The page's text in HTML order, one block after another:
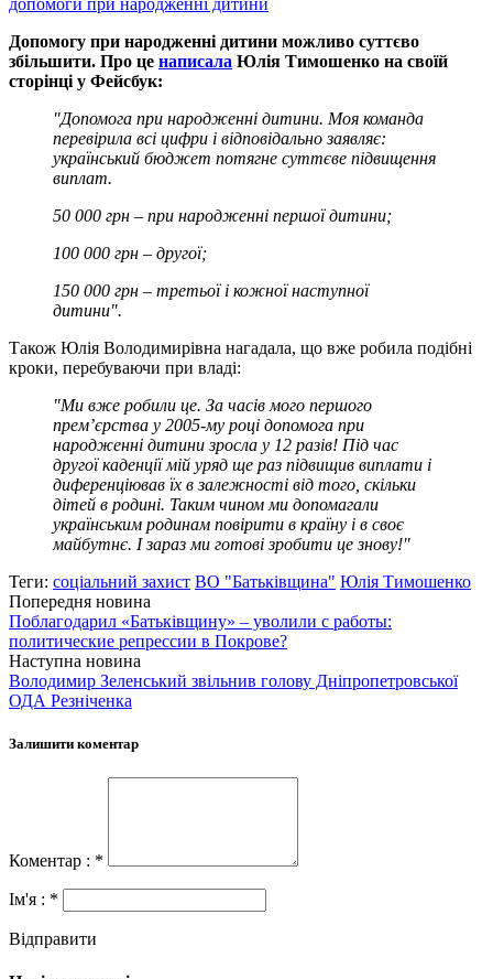
Допомогу при народженні дитини можливо суттєво
збільшити. Про це написала Юлія Тимошенко на своїй
сторінці у Фейсбук:
"Допомога при народженні дитини. Моя команда
перевірила всі цифри і відповідально заявляє:
український бюджет потягне суттєве підвищення
виплат.
50 000 грн – при народженні першої дитини;
100 000 грн – другої;
150 000 грн – третьої і кожної наступної
дитини".
Також Юлія Володимирівна нагадала, що вже робила подібні
кроки, перебуваючи при владі:
"Ми вже робили це. За часів мого першого
прем’єрства у 2005-му році допомога при
народженні дитини зросла у 12 разів! Під час
другої каденції мій уряд ще раз підвищив виплати і
диференціював їх в залежності від того, скільки
дітей в родині. Таким чином ми допомагали
українським родинам повірити в країну і в своє
майбутнє. І зараз ми готові зробити це знову!"
Теги: соціальний захист ВО "Батьківщина" Юлія Тимошенко
Попередня новина
Поблагодарил «Батьківщину» – уволили с работы:
политические репрессии в Покрове?
Наступна новина
Володимир Зеленський звільнив голову Дніпропетровської
ОДА Резніченка
Залишити коментар
Коментар : *
Ім'я : *
Відправити